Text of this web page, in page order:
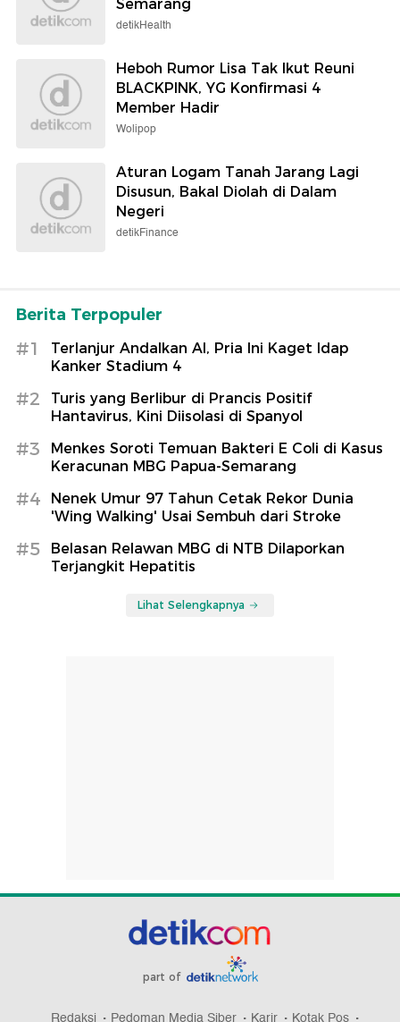
Semarang
detikHealth
Heboh Rumor Lisa Tak Ikut Reuni
BLACKPINK, YG Konfirmasi 4
Member Hadir
Wolipop
Aturan Logam Tanah Jarang Lagi
Disusun, Bakal Diolah di Dalam
Negeri
detikFinance
Berita Terpopuler
#1
Terlanjur Andalkan AI, Pria Ini Kaget Idap
Kanker Stadium 4
#2
Turis yang Berlibur di Prancis Positif
Hantavirus, Kini Diisolasi di Spanyol
#3
Menkes Soroti Temuan Bakteri E Coli di Kasus
Keracunan MBG Papua-Semarang
#4
Nenek Umur 97 Tahun Cetak Rekor Dunia
'Wing Walking' Usai Sembuh dari Stroke
#5
Belasan Relawan MBG di NTB Dilaporkan
Terjangkit Hepatitis
Lihat Selengkapnya
part of
Redaksi Pedoman Media Siber Karir Kotak Pos